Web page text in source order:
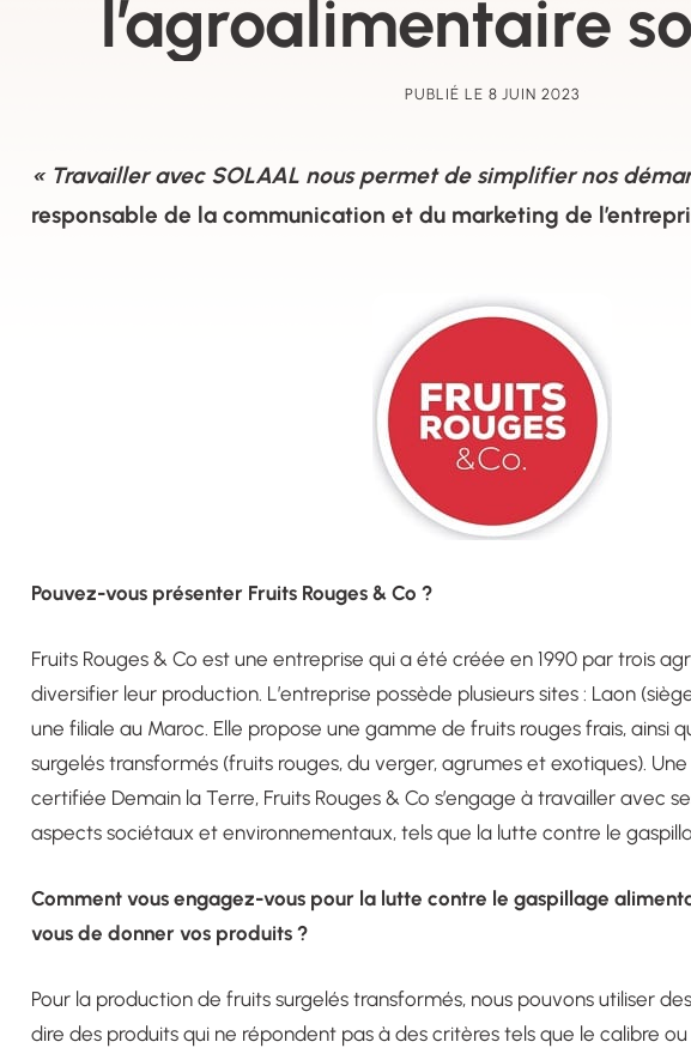
l’agroalimentaire
PUBLIÉ LE 8 JUIN 2023
« Travailler avec SOLAAL nous permet de simplifier nos
responsable de la communication et du marketing de
Pouvez-vous présenter Fruits Rouges & Co ?
Fruits Rouges & Co est une entreprise qui a été créée en 1990 par trois
diversifier leur production. L’entreprise possède plusieurs sites : Laon
une filiale au Maroc. Elle propose une gamme de fruits rouges frais, ainsi
surgelés transformés (fruits rouges, du verger, agrumes et exotiques).
certifiée Demain la Terre, Fruits Rouges & Co s’engage à travailler avec
aspects sociétaux et environnementaux, tels que la lutte contre le
Comment vous engagez-vous pour la lutte contre le gaspillage
vous de donner vos produits ?
Pour la production de fruits surgelés transformés, nous pouvons utiliser
dire des produits qui ne répondent pas à des critères tels que le calibre